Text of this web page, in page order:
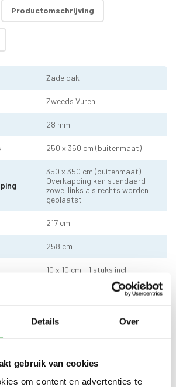
Details Over
gebruik van cookies
om content en advertenties te
Productomschrijving
Zadeldak
Zweeds Vuren
28 mm
250 x 350 cm (buitenmaat)
350 x 350 cm (buitenmaat)
Overkapping kan standaard
zowel links als rechts worden
geplaatst
217 cm
258 cm
10 x 10 cm - 1 stuks incl.
Dakshingles met 10 jaar
Dubbele deur zonder drempel -
voorzien van echt glas